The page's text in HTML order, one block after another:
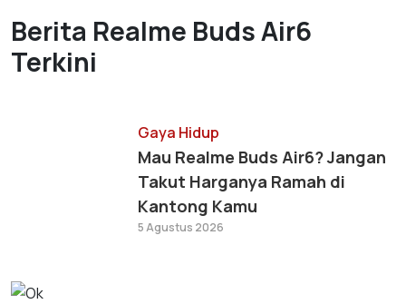
Berita Realme Buds Air6
Terkini
Gaya Hidup
Mau Realme Buds Air6? Jangan
Takut Harganya Ramah di
Kantong Kamu
5 Agustus 2026